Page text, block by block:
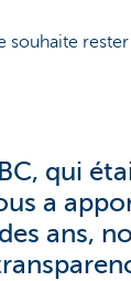
qui
a
ans,